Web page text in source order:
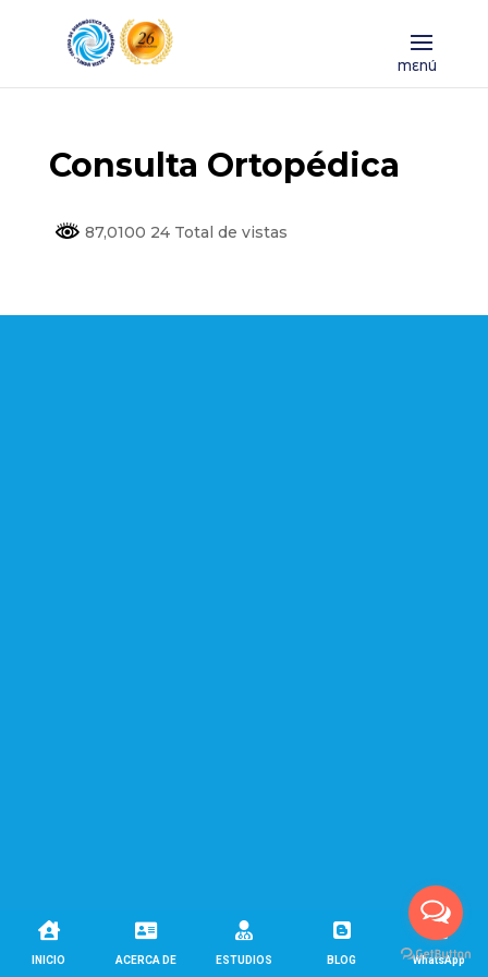
Consulta Ortopédica
87,0100 24 Total de vistas

INICIO

ACERCA DE

ESTUDIOS

BLOG

WhatsApp